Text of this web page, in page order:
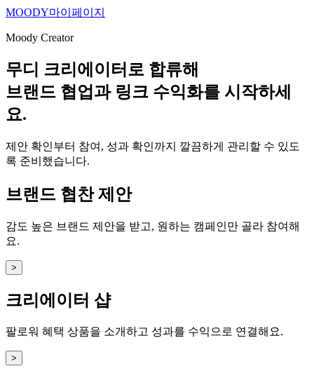
MOODY마이페이지
Moody Creator
무디 크리에이터로 합류해
브랜드 협업과 링크 수익화를 시작하세
요.
제안 확인부터 참여, 성과 확인까지 깔끔하게 관리할 수 있도
록 준비했습니다.
브랜드 협찬 제안
감도 높은 브랜드 제안을 받고, 원하는 캠페인만 골라 참여해
요.
>
크리에이터 샵
팔로워 혜택 상품을 소개하고 성과를 수익으로 연결해요.
>